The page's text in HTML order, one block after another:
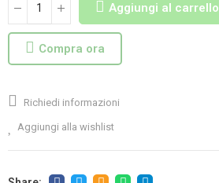
Aggiungi al carrello
Compra ora
Richiedi informazioni
Aggiungi alla wishlist